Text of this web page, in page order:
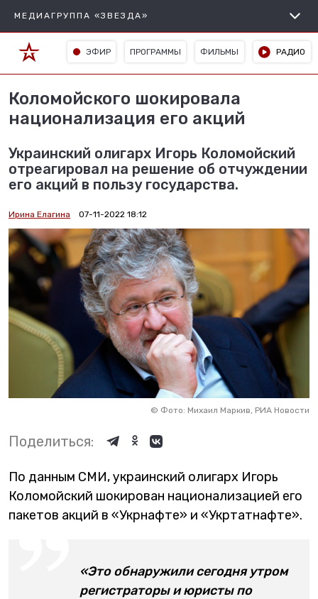
МЕДИАГРУППА «ЗВЕЗДА»
ЭФИР ПРОГРАММЫ ФИЛЬМЫ РАДИО
Коломойского шокировала
национализация его акций
Украинский олигарх Игорь Коломойский
отреагировал на решение об отчуждении
его акций в пользу государства.
Ирина Елагина 07-11-2022 18:12
© Фото: Михаил Маркив, РИА Новости
Поделиться:
По данным СМИ, украинский олигарх Игорь
Коломойский шокирован национализацией его
пакетов акций в «Укрнафте» и «Укртатнафте».
«Это обнаружили сегодня утром
регистраторы и юристы по